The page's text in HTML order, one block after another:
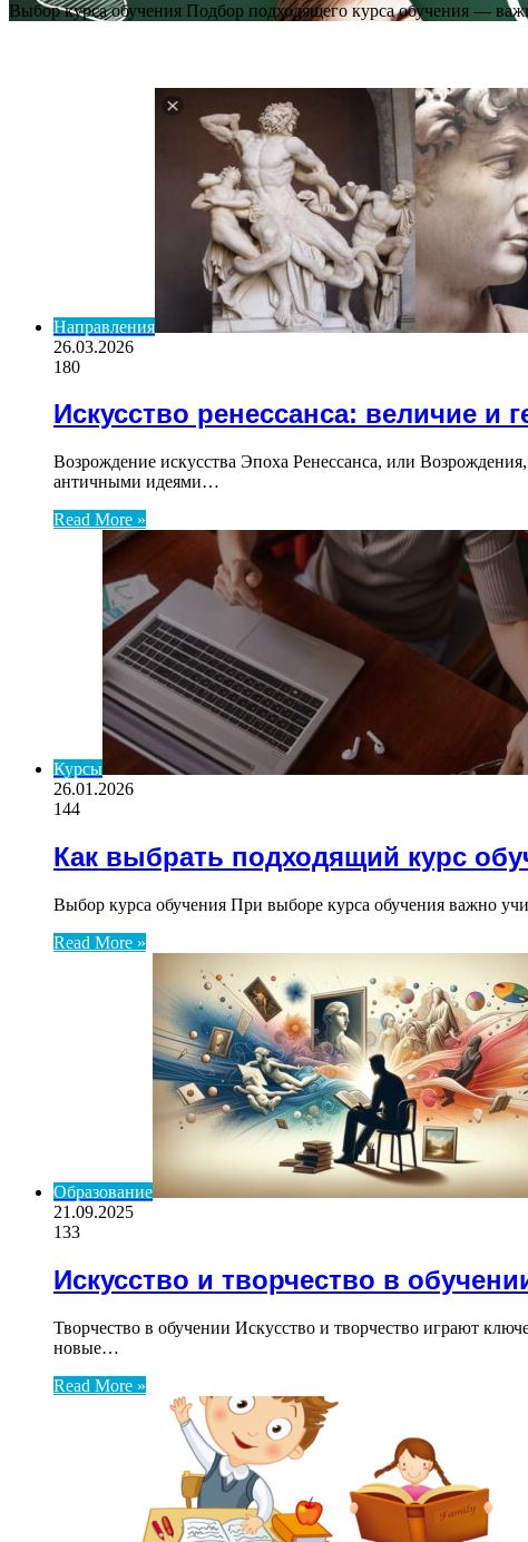
Выбор курса обучения Подбор подходящего курса обучения —
Направления
26.03.2026
180
Искусство ренессанса: величие и
Возрождение искусства Эпоха Ренессанса, или
античными идеями…
Read More »
Курсы
26.01.2026
144
Как выбрать подходящий курс
Выбор курса обучения При выборе курса обучения важно
Read More »
Образование
21.09.2025
133
Искусство и творчество в
Творчество в обучении Искусство и творчество играют
новые…
Read More »